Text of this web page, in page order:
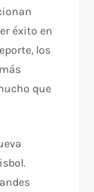
éxito en
los
que